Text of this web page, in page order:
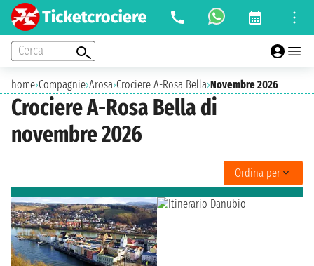
Cerca
home›Compagnie›Arosa›Crociere A-Rosa Bella›Novembre 2026
Crociere A-Rosa Bella di
novembre 2026
Ordina per